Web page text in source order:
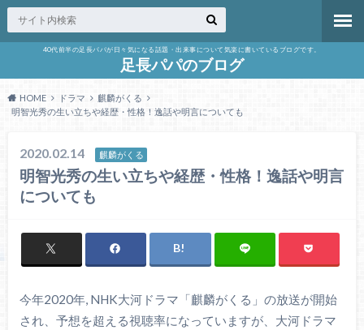
40代前半の足長パパが日々気になる話題・出来事について気楽に書いているブログです。
足長パパのブログ
HOME ドラマ
麒麟がくる
明智光秀の生い立ちや経歴・性格！逸話や明言についても
2020.02.14 麒麟がくる
明智光秀の生い立ちや経歴・性格！逸話や明言
についても
今年2020年, NHK大河ドラマ「麒麟がくる」の放送が開始
され、予想を超える視聴率になっていますが、大河ドラマ